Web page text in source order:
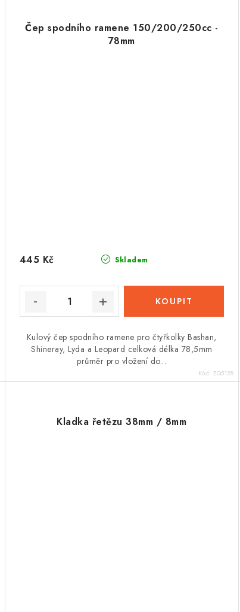
Čep spodního ramene 150/200/250cc -
78mm
Skladem
445 Kč
Kulový čep spodního ramene pro čtyřkolky Bashan,
Shineray, Lyda a Leopard celková délka 78,5mm
průměr pro vložení do...
Kód:ZQ5128
Kladka řetězu 38mm / 8mm